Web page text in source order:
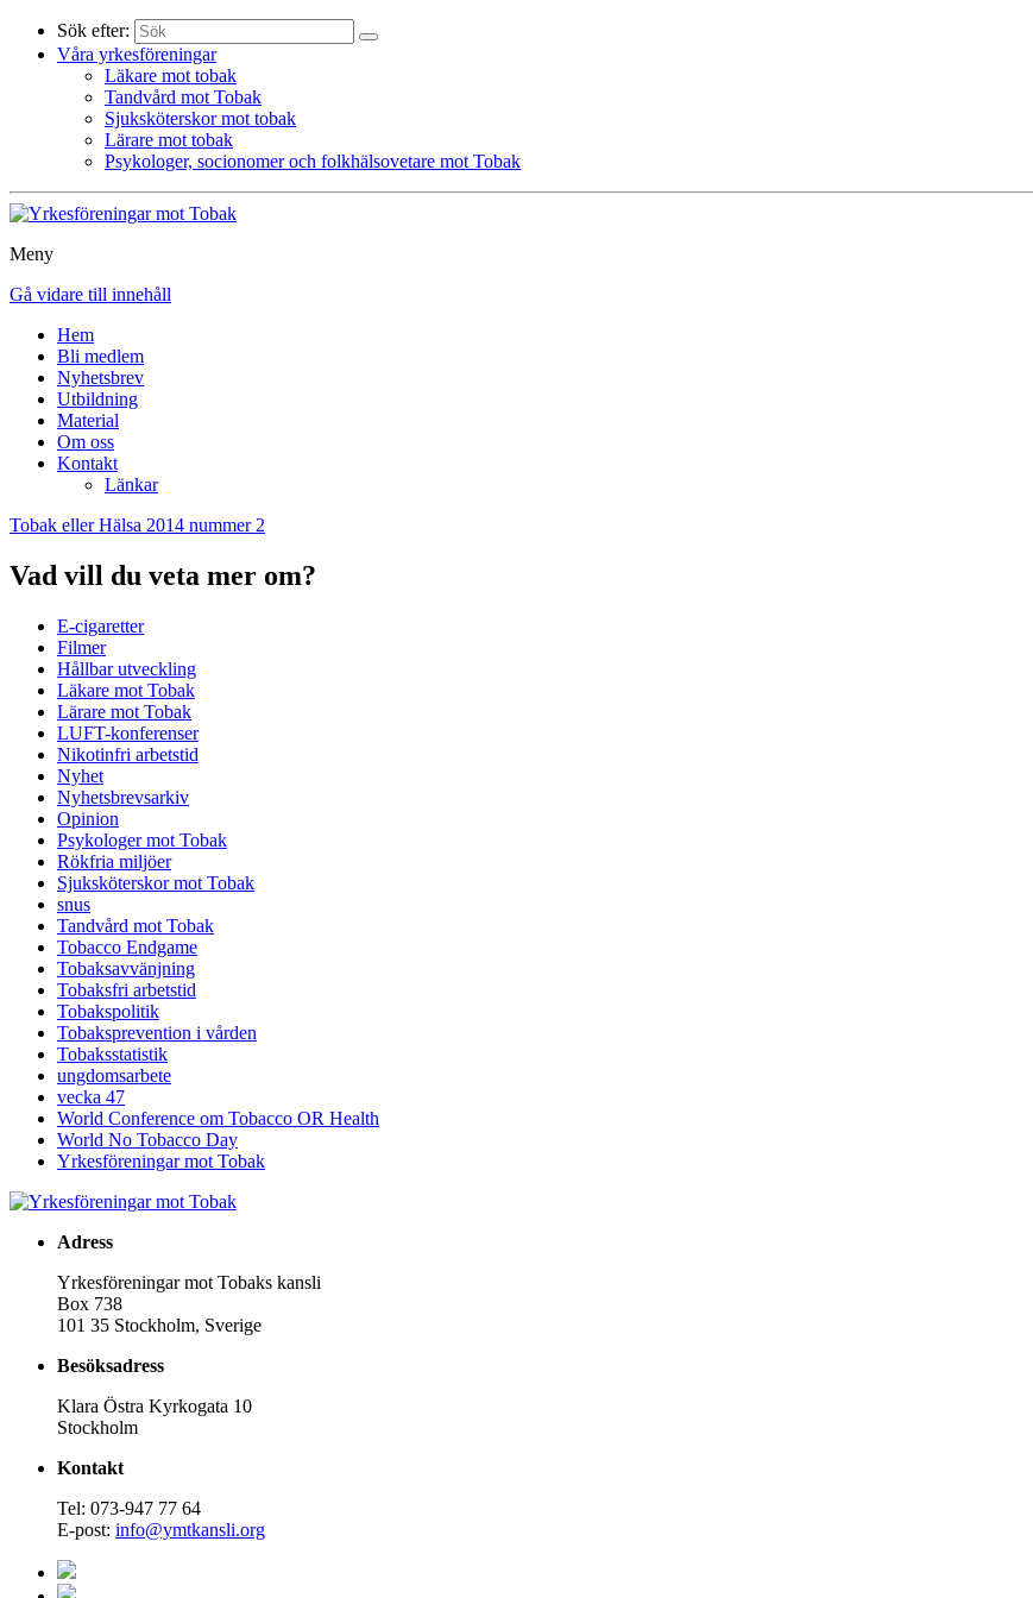
Sök efter:
Våra yrkesföreningar
Läkare mot tobak
Tandvård mot Tobak
Sjuksköterskor mot tobak
Lärare mot tobak
Psykologer, socionomer och folkhälsovetare mot Tobak
Meny
Gå vidare till innehåll
Hem
Bli medlem
Nyhetsbrev
Utbildning
Material
Om oss
Kontakt
Länkar
Tobak eller Hälsa 2014 nummer 2
Vad vill du veta mer om?
E-cigaretter
Filmer
Hållbar utveckling
Läkare mot Tobak
Lärare mot Tobak
LUFT-konferenser
Nikotinfri arbetstid
Nyhet
Nyhetsbrevsarkiv
Opinion
Psykologer mot Tobak
Rökfria miljöer
Sjuksköterskor mot Tobak
snus
Tandvård mot Tobak
Tobacco Endgame
Tobaksavvänjning
Tobaksfri arbetstid
Tobakspolitik
Tobaksprevention i vården
Tobaksstatistik
ungdomsarbete
vecka 47
World Conference om Tobacco OR Health
World No Tobacco Day
Yrkesföreningar mot Tobak
Adress
Yrkesföreningar mot Tobaks kansli
Box 738
101 35 Stockholm, Sverige
Besöksadress
Klara Östra Kyrkogata 10
Stockholm
Kontakt
Tel: 073-947 77 64
E-post: info@ymtkansli.org